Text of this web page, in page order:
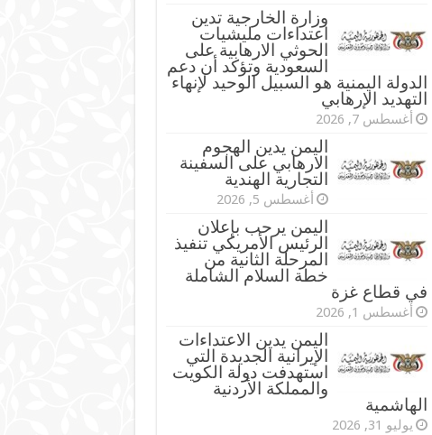
وزارة الخارجية تدين
اعتداءات مليشيات
الحوثي الارهابية على
السعودية وتؤكد أن دعم
الدولة اليمنية هو السبيل الوحيد لإنهاء
التهديد الإرهابي
أغسطس 7, 2026
اليمن يدين الهجوم
الارهابي على السفينة
التجارية الهندية
أغسطس 5, 2026
اليمن يرحب بإعلان
الرئيس الأمريكي تنفيذ
المرحلة الثانية من
خطة السلام الشاملة
في قطاع غزة
أغسطس 1, 2026
اليمن يدين الاعتداءات
الإيرانية الجديدة التي
استهدفت دولة الكويت
والمملكة الأردنية
الهاشمية
يوليو 31, 2026